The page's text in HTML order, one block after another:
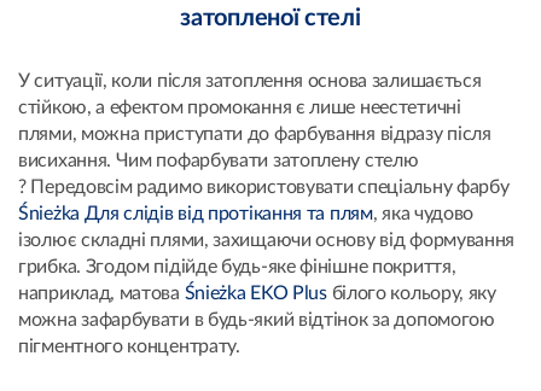
затопленої стелі
У ситуації, коли після затоплення основа залишається
стійкою, а ефектом промокання є лише неестетичні
плями, можна приступати до фарбування відразу після
висихання. Чим пофарбувати затоплену стелю
? Передовсім радимо використовувати спеціальну фарбу
Śnieżka Для слідів від протікання та плям, яка чудово
ізолює складні плями, захищаючи основу від формування
грибка. Згодом підійде будь-яке фінішне покриття,
наприклад, матова Śnieżka EKO Plusбілого кольору, яку
можна зафарбувати в будь-який відтінок за допомогою
пігментного концентрату.